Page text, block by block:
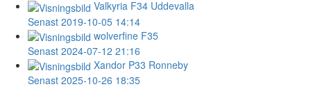
Valkyria F34 Uddevalla
Senast 2019-10-05 14:14
wolverfine F35
Senast 2024-07-12 21:16
Xandor P33 Ronneby
Senast 2025-10-26 18:35